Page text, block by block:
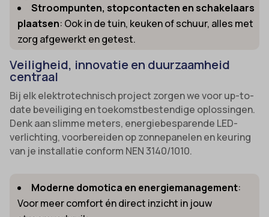
Stroompunten, stopcontacten en schakelaars
plaatsen: Ook in de tuin, keuken of schuur, alles met
zorg afgewerkt en getest.
Veiligheid, innovatie en duurzaamheid
centraal
Bij elk elektrotechnisch project zorgen we voor up-to-
date beveiliging en toekomstbestendige oplossingen.
Denk aan slimme meters, energiebesparende LED-
verlichting, voorbereiden op zonnepanelen en keuring
van je installatie conform NEN 3140/1010.
Moderne domotica en energiemanagement:
Voor meer comfort én direct inzicht in jouw